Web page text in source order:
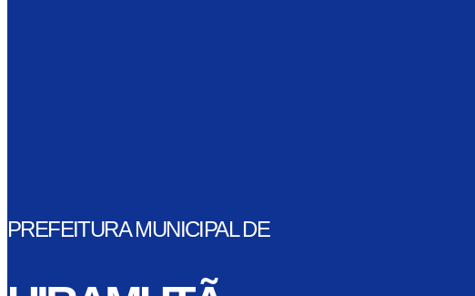
PREFEITURA MUNICIPAL DE